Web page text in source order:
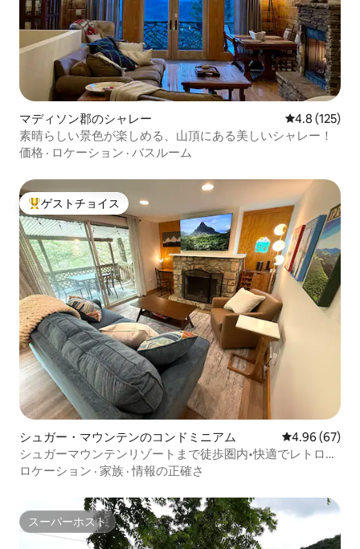
マディソン郡のシャレー レビュー125
4.8 (125)
素晴らしい景色が楽しめる、山頂にある美しいシャレー！
価格 · ロケーション · バスルーム
大好評のゲストチョイスです。
ゲストチョイス
シュガー・マウンテンのコンドミニアム レビュー67
4.96 (67)
シュガーマウンテンリゾートまで徒歩圏内•快適でレトロな
魅力
ロケーション · 家族 ·情報の正確さ
スーパーホスト
スーパーホスト